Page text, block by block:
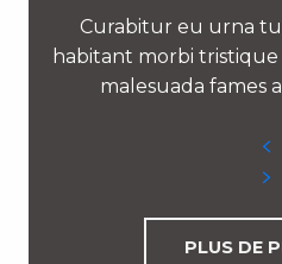
Curabitur eu urna
habitant morbi
malesuada fames
PLUS DE